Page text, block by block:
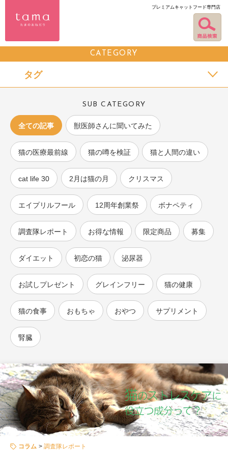
プレミアムキャットフード専門店
CATEGORY
タグ
SUB CATEGORY
全ての記事 獣医師さんに聞いてみた
猫の医療最前線 猫の噂を検証 猫と人間の違い
cat life 30 2月は猫の月 クリスマス
エイプリルフール 12周年創業祭 ボナペティ
調査隊レポート お得な情報 限定商品 募集
ダイエット 初恋の猫 泌尿器
お試しプレゼント グレインフリー 猫の健康
猫の食事 おもちゃ おやつ サプリメント
腎臓
コラム 調査隊レポート